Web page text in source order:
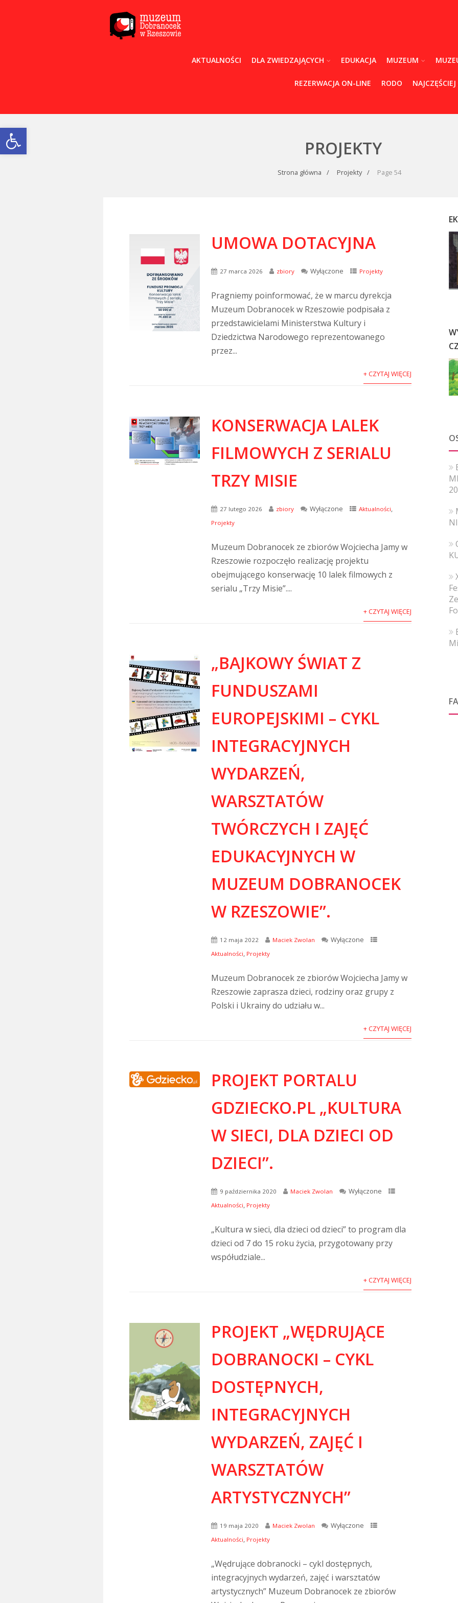
Open toolbar
AKTUALNOŚCI DLA ZWIEDZAJĄCYCH EDUKACJA MUZEUM
REZERWACJA ON-LINE RODO
PROJEKTY
Strona główna Projekty Page 54
UMOWA DOTACYJNA
27 marca 2026 zbiory Wyłączone Projekty
Pragniemy poinformować, że w marcu dyrekcja
Muzeum Dobranocek w Rzeszowie podpisała z
przedstawicielami Ministerstwa Kultury i
Dziedzictwa Narodowego reprezentowanego
przez...
+ CZYTAJ WIĘCEJ
KONSERWACJA LALEK
FILMOWYCH Z SERIALU
TRZY MISIE
27 lutego 2026 zbiory Wyłączone Aktualności,
Projekty
Muzeum Dobranocek ze zbiorów Wojciecha Jamy w
Rzeszowie rozpoczęło realizację projektu
obejmującego konserwację 10 lalek filmowych z
serialu „Trzy Misie”....
+ CZYTAJ WIĘCEJ
„BAJKOWY ŚWIAT Z
FUNDUSZAMI
EUROPEJSKIMI – CYKL
INTEGRACYJNYCH
WYDARZEŃ,
WARSZTATÓW
TWÓRCZYCH I ZAJĘĆ
EDUKACYJNYCH W
MUZEUM DOBRANOCEK
W RZESZOWIE”.
12 maja 2022 Maciek Zwolan Wyłączone
Aktualności, Projekty
Muzeum Dobranocek ze zbiorów Wojciecha Jamy w
Rzeszowie zaprasza dzieci, rodziny oraz grupy z
Polski i Ukrainy do udziału w...
+ CZYTAJ WIĘCEJ
PROJEKT PORTALU
GDZIECKO.PL „KULTURA
W SIECI, DLA DZIECI OD
DZIECI”.
9 października 2020 Maciek Zwolan Wyłączone
Aktualności, Projekty
„Kultura w sieci, dla dzieci od dzieci” to program dla
dzieci od 7 do 15 roku życia, przygotowany przy
współudziale...
+ CZYTAJ WIĘCEJ
PROJEKT „WĘDRUJĄCE
DOBRANOCKI – CYKL
DOSTĘPNYCH,
INTEGRACYJNYCH
WYDARZEŃ, ZAJĘĆ I
WARSZTATÓW
ARTYSTYCZNYCH”
19 maja 2020 Maciek Zwolan Wyłączone
Aktualności, Projekty
„Wędrujące dobranocki – cykl dostępnych,
integracyjnych wydarzeń, zajęć i warsztatów
artystycznych” Muzeum Dobranocek ze zbiorów